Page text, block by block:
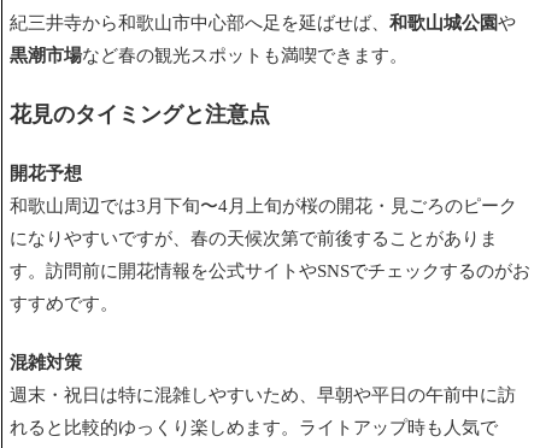
紀三井寺から和歌山市中心部へ足を延ばせば、 和歌山城公園や
黒潮市場など春の観光スポットも満喫できます。
花見のタイミングと注意点
開花予想
和歌山周辺では3月下旬〜4月上旬が桜の開花・見ごろのピーク
になりやすいですが、春の天候次第で前後することがありま
す。訪問前に開花情報を公式サイトやSNSでチェックするのがお
すすめです。
混雑対策
週末・祝日は特に混雑しやすいため、早朝や平日の午前中に訪
れると比較的ゆっくり楽しめます。ライトアップ時も人気で